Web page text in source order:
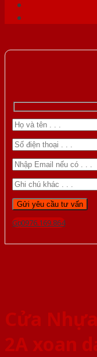
Gọi 0976.169.864
Cửa
2A xoan